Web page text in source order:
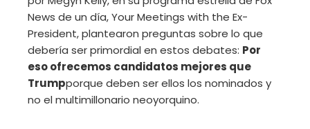
News de un día, Your Meetings with the Ex-
President, plantearon preguntas sobre lo que
debería ser primordial en estos debates: Por
eso ofrecemos candidatos mejores que
Trumpporque deben ser ellos los nominados y
no el multimillonario neoyorquino.